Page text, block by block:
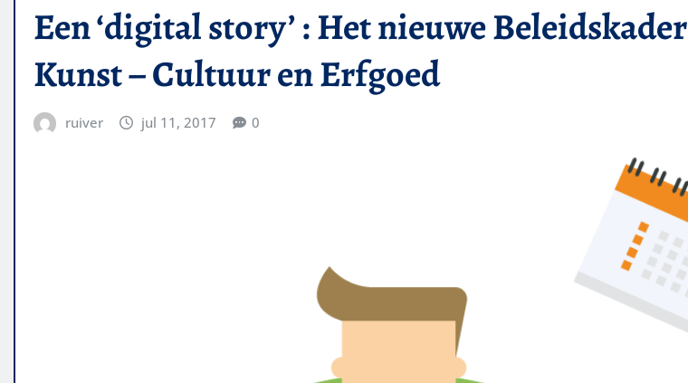
Een ‘digital story’ : Het nieuwe Beleidskader
Kunst – Cultuur en Erfgoed
ruiver jul 11, 2017 0